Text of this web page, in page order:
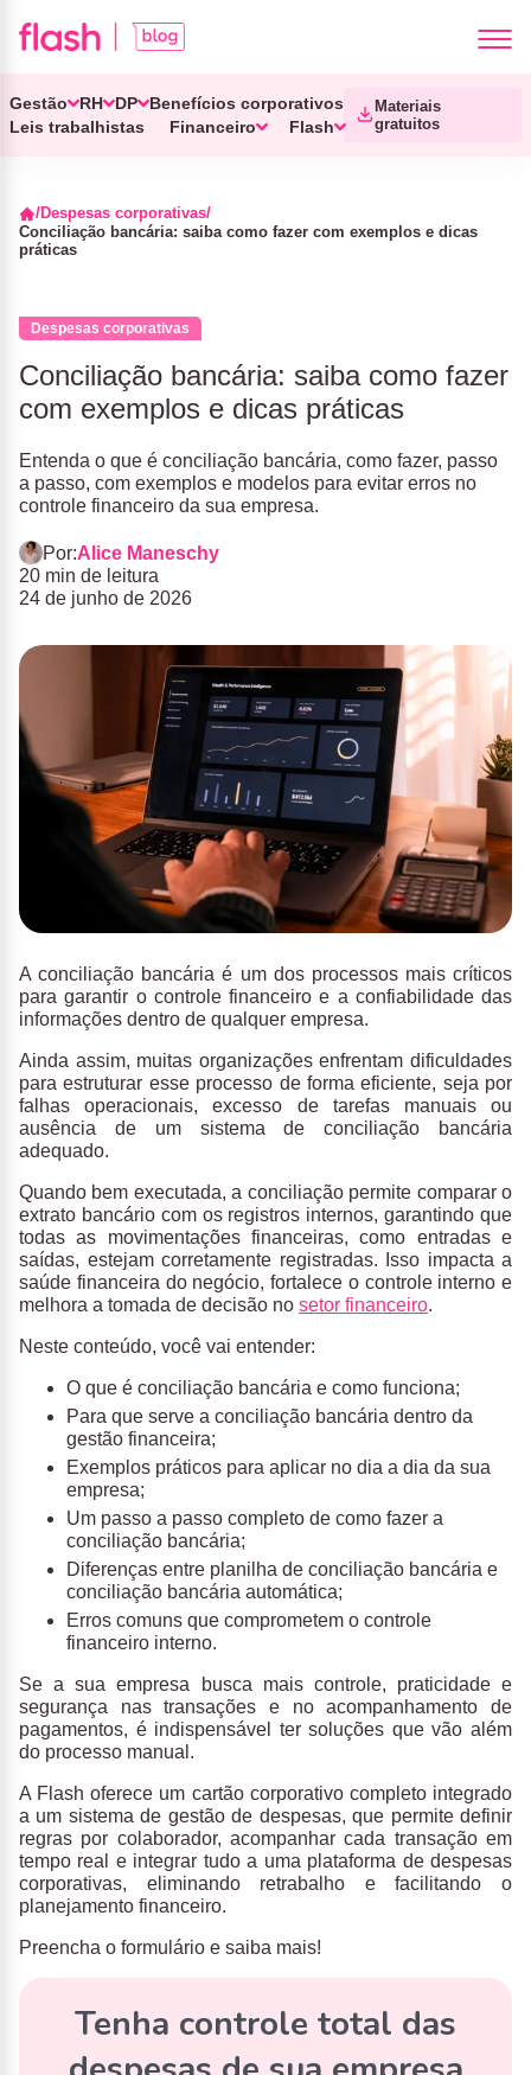
Gestão RH DP
Benefícios corporativos
Leis trabalhistas
Financeiro Flash
Materiais
gratuitos
Despesas corporativas
Conciliação bancária: saiba como fazer com exemplos e dicas
práticas
Despesas corporativas
Conciliação bancária: saiba como fazer
com exemplos e dicas práticas
Entenda o que é conciliação bancária, como fazer, passo
a passo, com exemplos e modelos para evitar erros no
controle financeiro da sua empresa.
Por:Alice Maneschy
20 min de leitura
24 de junho de 2026
Aconciliação bancáriaé um dos processos mais críticos
para garantir o controle financeiro e a confiabilidade das
informações dentro de qualquer empresa.
Ainda assim, muitas organizações enfrentam dificuldades
para estruturar esse processo de forma eficiente, seja por
falhas operacionais, excesso de tarefas manuais ou
ausência de um sistema de conciliação bancária
adequado.
Quando bem executada, a conciliação permite comparar o
extrato bancário com os registros internos, garantindo que
todas as movimentações financeiras, como entradas e
saídas, estejam corretamente registradas. Isso impacta a
saúde financeira do negócio, fortalece o controle interno e
melhora a tomada de decisão no setor financeiro.
Neste conteúdo, você vai entender:
O que é conciliação bancária e como funciona;
Para que serve a conciliação bancária dentro da
gestão financeira;
Exemplos práticos para aplicar no dia a dia da sua
empresa;
Um passo a passo completo de como fazer a
conciliação bancária;
Diferenças entre planilha de conciliação bancária e
conciliação bancária automática;
Erros comuns que comprometem o controle
financeiro interno.
Se a sua empresa busca mais controle, praticidade e
segurança nas transações e no acompanhamento de
pagamentos, é indispensável ter soluções que vão além
do processo manual.
A Flashoferece um cartão corporativo completo integrado
a um sistema de gestão de despesas, que permite definir
regras por colaborador, acompanhar cada transação em
tempo real e integrar tudo a uma plataforma de despesas
corporativas, eliminando retrabalho e facilitando o
planejamento financeiro.
Preencha o formulário e saiba mais!